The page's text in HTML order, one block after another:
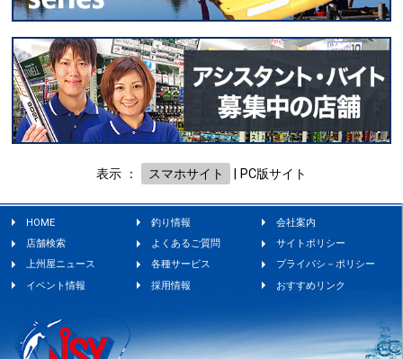
表示 ： スマホサイト PC版サイト
HOME 釣り情報
会社案内
店舗検索
よくあるご質問
サイトポリシー
上州屋ニュース
各種サービス
プライバシ－ポリシー
イベント情報
採用情報 おすすめリンク